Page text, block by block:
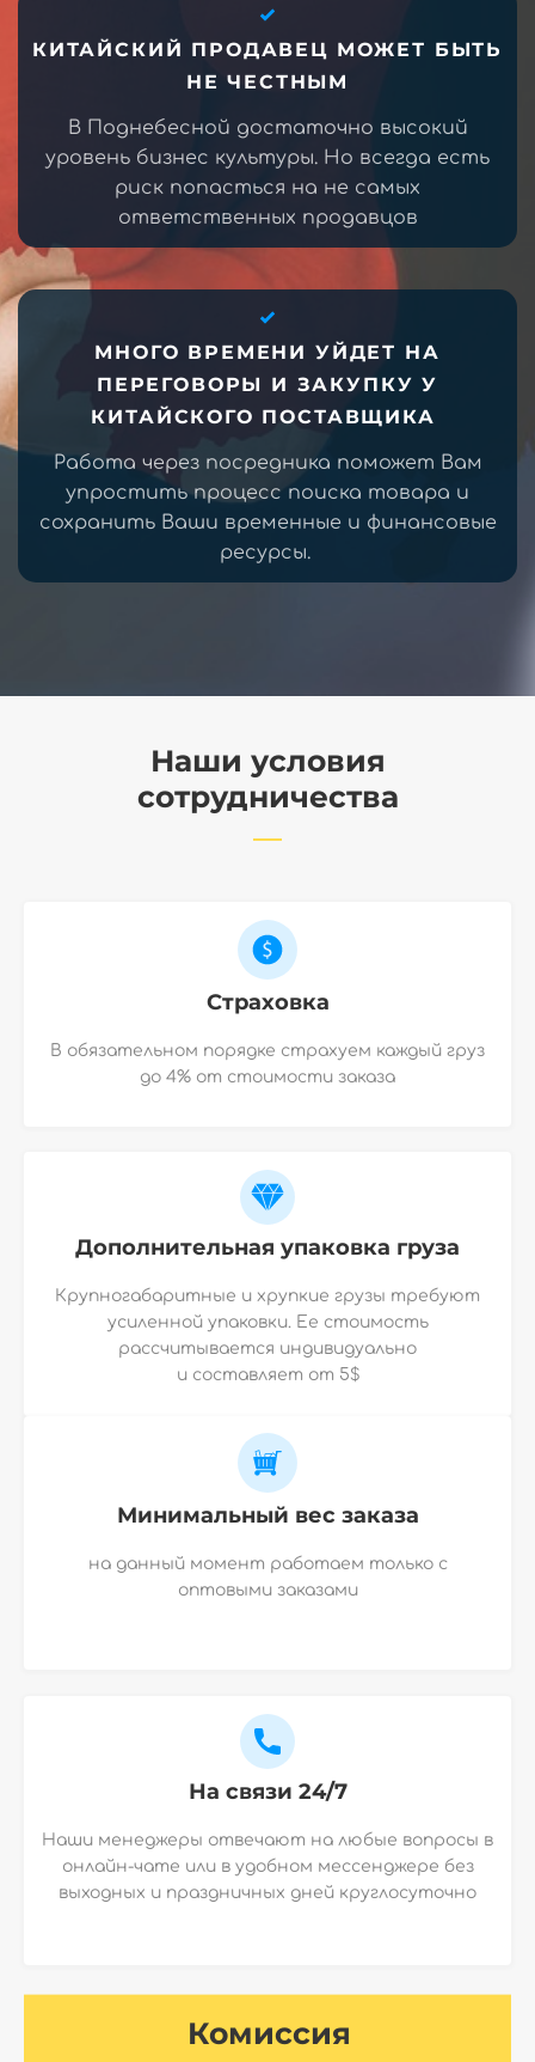
КИТАЙСКИЙ ПРОДАВЕЦ МОЖЕТ БЫТЬ
НЕ ЧЕСТНЫМ
В Поднебесной достаточно высокий
уровень бизнес культуры. Но всегда есть
риск попасться на не самых
ответственных продавцов
МНОГО ВРЕМЕНИ УЙДЕТ НА
ПЕРЕГОВОРЫ И ЗАКУПКУ У
КИТАЙСКОГО ПОСТАВЩИКА
Работа через посредника поможет Вам
упростить процесс поиска товара и
сохранить Ваши временные и финансовые
ресурсы.
Наши условия
сотрудничества
Страховка
В обязательном порядке страхуем каждый груз
до 4% от стоимости заказа
Дополнительная упаковка груза
Крупногабаритные и хрупкие грузы требуют
усиленной упаковки. Ее стоимость
рассчитывается индивидуально
и составляет от 5$
Минимальный вес заказа
на данный момент работаем только с
оптовыми заказами
На связи 24/7
Наши менеджеры отвечают на любые вопросы в
онлайн-чате или в удобном мессенджере без
выходных и праздничных дней круглосуточно
Комиссия